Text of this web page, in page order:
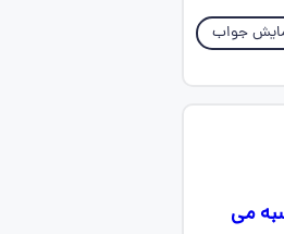
جواب
در روز محاسبه می